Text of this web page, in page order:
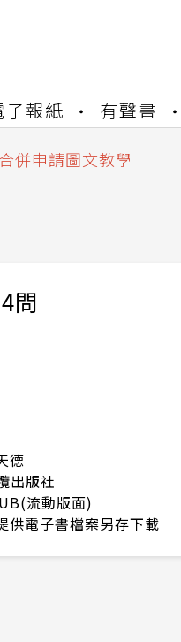
子報紙 有聲書
申請
併申請圖文教學
請
問
德
出版社
流動版面)
供電子書檔案另存下載